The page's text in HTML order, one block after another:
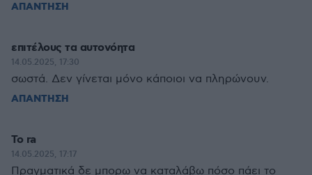
ΑΠΑΝΤΗΣΗ
επιτέλους τα αυτονόητα
14.05.2025, 17:30
σωστά. Δεν γίνεται μόνο κάποιοι να πληρώνουν.
ΑΠΑΝΤΗΣΗ
To ra
14.05.2025, 17:17
Πραγματικά δε μπορω να καταλάβω πόσο πάει το